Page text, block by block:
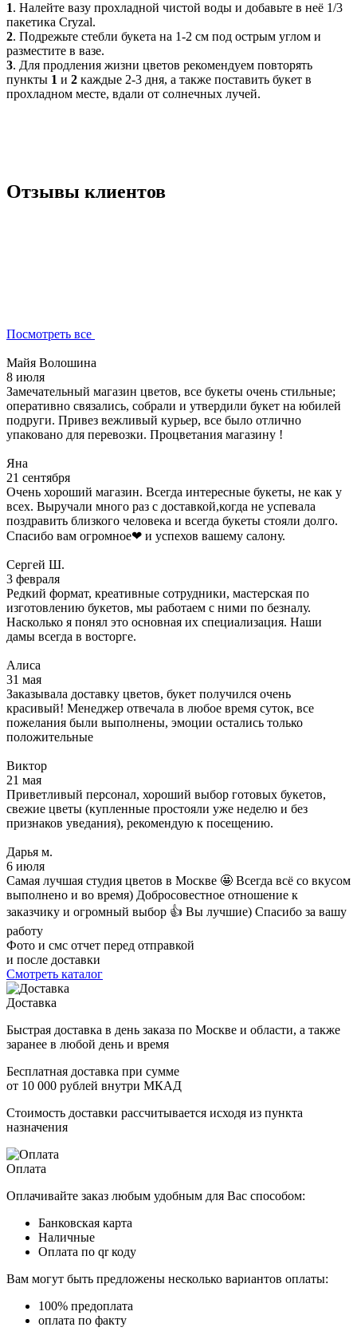
1. Налейте вазу прохладной чистой воды и добавьте в неё 1/3
пакетика Cryzal.
2. Подрежьте стебли букета на 1-2 см под острым углом и
разместите в вазе.
3. Для продления жизни цветов рекомендуем повторять
пункты 1 и 2 каждые 2-3 дня, а также поставить букет в
прохладном месте, вдали от солнечных лучей.
Отзывы клиентов
Посмотреть все
Майя Волошина
8 июля
Замечательный магазин цветов, все букеты очень стильные;
оперативно связались, собрали и утвердили букет на юбилей
подруги. Привез вежливый курьер, все было отлично
упаковано для перевозки. Процветания магазину !
Яна
21 сентября
Очень хороший магазин. Всегда интересные букеты, не как у
всех. Выручали много раз с доставкой,когда не успевала
поздравить близкого человека и всегда букеты стояли долго.
Спасибо вам огромное❤ и успехов вашему салону.
Сергей Ш.
3 февраля
Редкий формат, креативные сотрудники, мастерская по
изготовлению букетов, мы работаем с ними по безналу.
Насколько я понял это основная их специализация. Наши
дамы всегда в восторге.
Алиса
31 мая
Заказывала доставку цветов, букет получился очень
красивый! Менеджер отвечала в любое время суток, все
пожелания были выполнены, эмоции остались только
положительные
Виктор
21 мая
Приветливый персонал, хороший выбор готовых букетов,
свежие цветы (купленные простояли уже неделю и без
признаков уведания), рекомендую к посещению.
Дарья м.
6 июля
Самая лучшая студия цветов в Москве 🤩 Всегда всё со вкусом
выполнено и во время) Добросовестное отношение к
заказчику и огромный выбор 👍 Вы лучшие) Спасибо за вашу
работу
Фото и смс отчет перед отправкой
и после доставки
Смотреть каталог
Доставка
Быстрая доставка в день заказа по Москве и области, а также
заранее в любой день и время
Бесплатная доставка при сумме
от 10 000 рублей внутри МКАД
Стоимость доставки рассчитывается исходя из пункта
назначения
Оплата
Оплачивайте заказ любым удобным для Вас способом:
Банковская карта
Наличные
Оплата по qr коду
Вам могут быть предложены несколько вариантов оплаты:
100% предоплата
оплата по факту